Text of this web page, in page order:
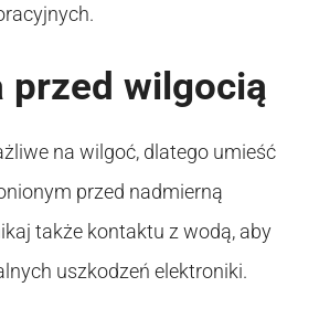
przed wilgocią
na wilgoć, dlatego umieść
przed nadmierną
także kontaktu z wodą, aby
uszkodzeń elektroniki.